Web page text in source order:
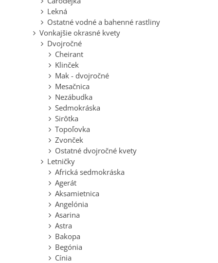
Lekná
Ostatné vodné a bahenné rastliny
Vonkajšie okrasné kvety
Dvojročné
Cheirant
Klinček
Mak - dvojročné
Mesačnica
Nezábudka
Sedmokráska
Sirôtka
Topoľovka
Zvonček
Ostatné dvojročné kvety
Letničky
Africká sedmokráska
Agerát
Aksamietnica
Angelónia
Asarina
Astra
Bakopa
Begónia
Cínia